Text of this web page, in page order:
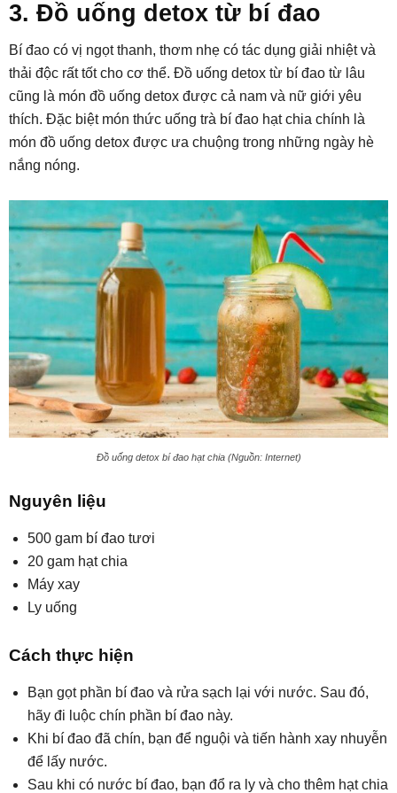
3. Đồ uống detox từ bí đao
Bí đao có vị ngọt thanh, thơm nhẹ có tác dụng giải nhiệt và
thải độc rất tốt cho cơ thể. Đồ uống detox từ bí đao từ lâu
cũng là món đồ uống detox được cả nam và nữ giới yêu
thích. Đặc biệt món thức uống trà bí đao hạt chia chính là
món đồ uống detox được ưa chuộng trong những ngày hè
nắng nóng.
Đồ uống detox bí đao hạt chia (Nguồn: Internet)
Nguyên liệu
500 gam bí đao tươi
20 gam hạt chia
Máy xay
Ly uống
Cách thực hiện
Bạn gọt phần bí đao và rửa sạch lại với nước. Sau đó,
hãy đi luộc chín phần bí đao này.
Khi bí đao đã chín, bạn để nguội và tiến hành xay nhuyễn
để lấy nước.
Sau khi có nước bí đao, bạn đổ ra ly và cho thêm hạt chia